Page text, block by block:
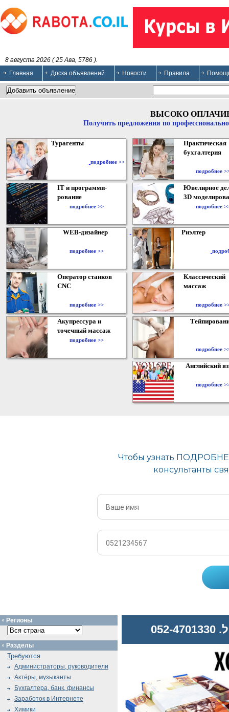
8 августа 2026 ( 25 Ава, 5786 ).
Главная
Доска объявлений Новости Правила
ВЫСОКО
Получить предложения по
Турагенты
подробнее >>
Практическая
бухгалтерия
подробнее
IT и программи-
рование
подробнее >>
Ювелирное
3D
подробнее
WEB-дизайнер
подробнее >>
Риэлтер
Оператор станков
CNC
подробнее >>
Классический
массаж
подробнее
Акупрессура и
точечный массаж
подробнее >>
подробнее
Английский
подробнее
Регионы
Разделы
Требуются
Администраторы, руководители
Актёры, музыканты
Бухгалтера, банк, финансы
Заработок в Интернете
Химики